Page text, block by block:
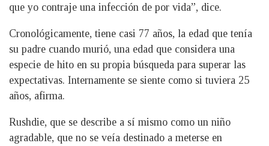
que yo contraje una infección de por vida”, dice.
Cronológicamente, tiene casi 77 años, la edad que tenía
su padre cuando murió, una edad que considera una
especie de hito en su propia búsqueda para superar las
expectativas. Internamente se siente como si tuviera 25
años, afirma.
Rushdie, que se describe a sí mismo como un niño
agradable, que no se veía destinado a meterse en